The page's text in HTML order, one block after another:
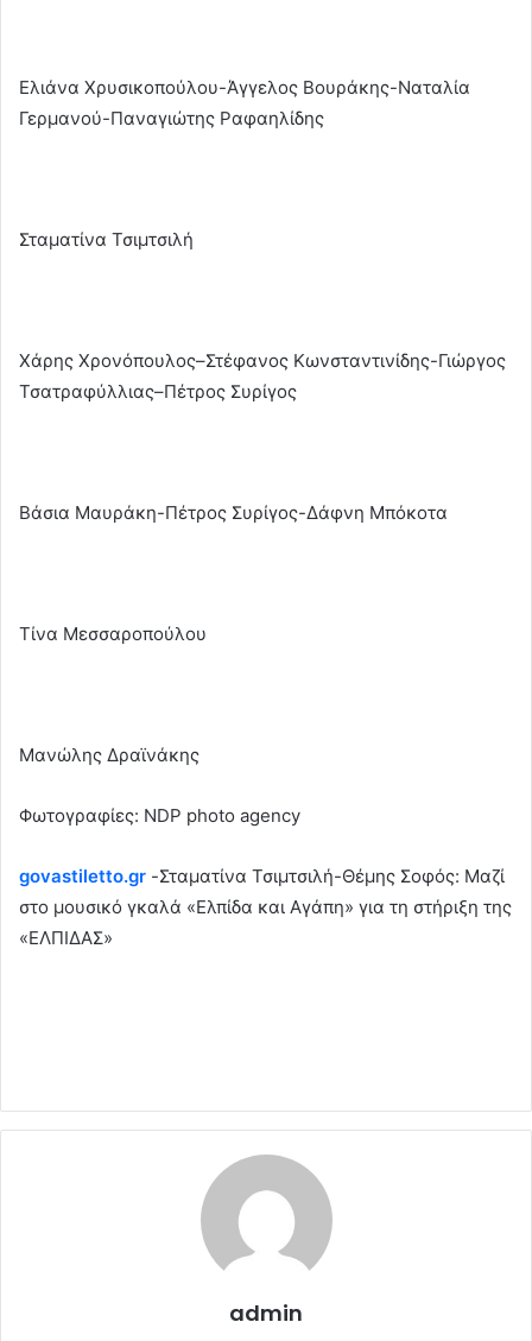
Ελιάνα Χρυσικοπούλου-Άγγελος Βουράκης-Ναταλία
Γερμανού-Παναγιώτης Ραφαηλίδης
Σταματίνα Τσιμτσιλή
Χάρης Χρονόπουλος–Στέφανος Κωνσταντινίδης-Γιώργος
Τσατραφύλλιας–Πέτρος Συρίγος
Βάσια Μαυράκη-Πέτρος Συρίγος-Δάφνη Μπόκοτα
Τίνα Μεσσαροπούλου
Μανώλης Δραϊνάκης
Φωτογραφίες: NDP photo agency
govastiletto.gr -Σταματίνα Τσιμτσιλή-Θέμης Σοφός: Μαζί
στο μουσικό γκαλά «Ελπίδα και Αγάπη» για τη στήριξη της
«ΕΛΠΙΔΑΣ»
admin